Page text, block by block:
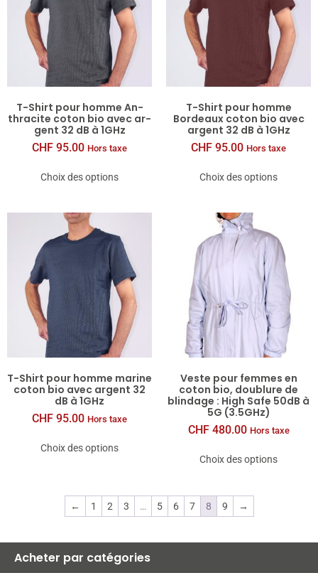
Acheter par catégories
T-​Shirt pour homme An­
thra­cite coton bio avec ar­
gent 32 dB à 1GHz
CHF 95.00 Hors taxe
Choix des options
T-​Shirt pour homme
Bordeaux coton bio avec
argent 32 dB à 1GHz
CHF 95.00 Hors taxe
Choix des options
T-​Shirt pour homme ma­rine
coton bio avec ar­gent 32
dB à 1GHz
CHF 95.00 Hors taxe
Choix des options
Veste pour femmes en
coton bio, doublure de
blindage : High Safe 50dB à
5G (3.5GHz)
CHF480.00 Hors taxe
Choix des options
← 1 2 3 … 5 6 7 8 9 →